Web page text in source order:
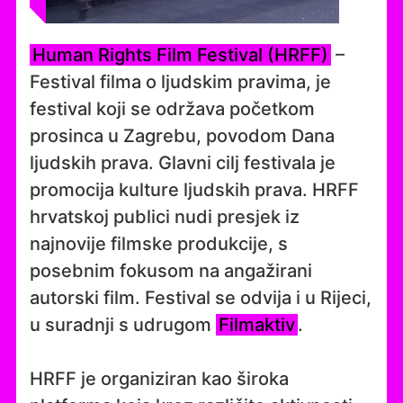
Human Rights Film Festival (HRFF) –
Festival filma o ljudskim pravima, je
festival koji se održava početkom
prosinca u Zagrebu, povodom Dana
ljudskih prava. Glavni cilj festivala je
promocija kulture ljudskih prava. HRFF
hrvatskoj publici nudi presjek iz
najnovije filmske produkcije, s
posebnim fokusom na angažirani
autorski film. Festival se odvija i u Rijeci,
u suradnji s udrugom Filmaktiv.
HRFF je organiziran kao široka